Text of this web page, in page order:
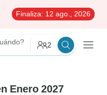
Finaliza: 12 ago., 2026
2
Enero 2027